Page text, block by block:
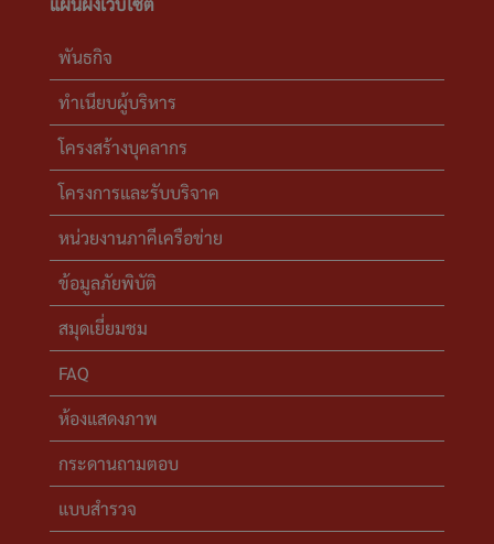
พันธกิจ
ทำเนียบผู้บริหาร
โครงสร้างบุคลากร
โครงการและรับบริจาค
หน่วยงานภาคีเครือข่าย
ข้อมูลภัยพิบัติ
สมุดเยี่ยมชม
FAQ
ห้องแสดงภาพ
กระดานถามตอบ
แบบสำรวจ